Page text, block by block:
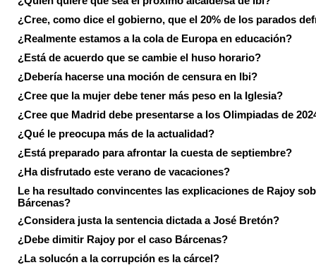
¿Cree, como dice el gobierno, que el 20% de los parados
¿Realmente estamos a la cola de Europa en educación?
¿Está de acuerdo que se cambie el huso horario?
¿Debería hacerse una moción de censura en Ibi?
¿Cree que la mujer debe tener más peso en la Iglesia?
¿Cree que Madrid debe presentarse a los Olimpiadas de
¿Qué le preocupa más de la actualidad?
¿Está preparado para afrontar la cuesta de septiembre?
¿Ha disfrutado este verano de vacaciones?
Le ha resultado convincentes las explicaciones de Rajoy
Bárcenas?
¿Considera justa la sentencia dictada a José Bretón?
¿Debe dimitir Rajoy por el caso Bárcenas?
¿La solucón a la corrupción es la cárcel?